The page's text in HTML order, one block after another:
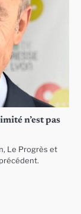
n’est pas
Le Progrès et